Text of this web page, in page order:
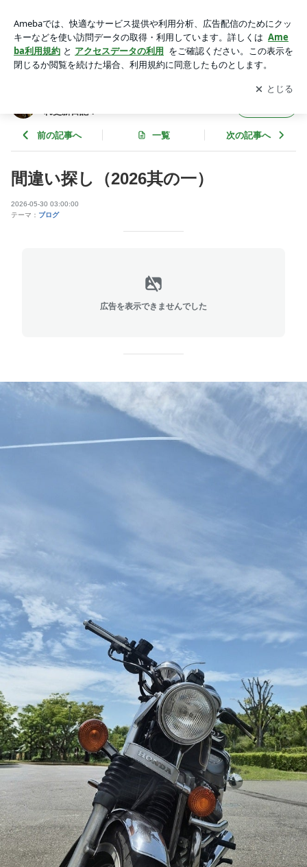
の・・・気まぐれ更新日記！
アプリをダウンロードして ブログの更新通知
を受け取りまし
ょう。
開く
れ更新日記！
前の記事へ 一覧 次の記事へ
間違い探し（2026其の一）
2026-05-30 03:00:00
テーマ： ブログ
広告を表示できませんでした